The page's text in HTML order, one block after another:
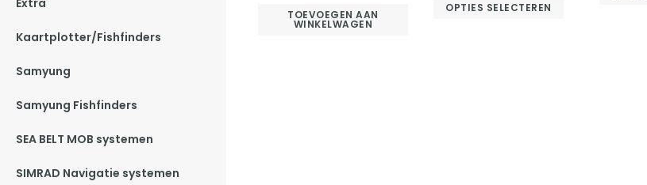
Extra
Kaartplotter/Fishfinders
Samyung
Samyung Fishfinders
SEA BELT MOB systemen
SIMRAD Navigatie systemen
TOEVOEGEN AAN
WINKELWAGEN
OPTIES SELECTEREN